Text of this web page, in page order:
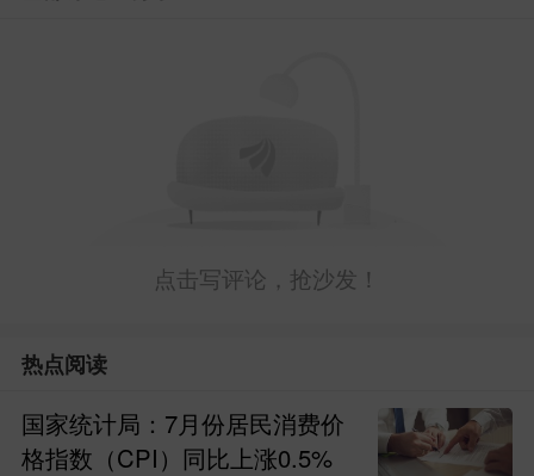
坐在一张桌子上的，潜力无限。
点击写评论，抢沙发！
热点阅读
国家统计局：7月份居民消费价
格指数（CPI）同比上涨0.5%